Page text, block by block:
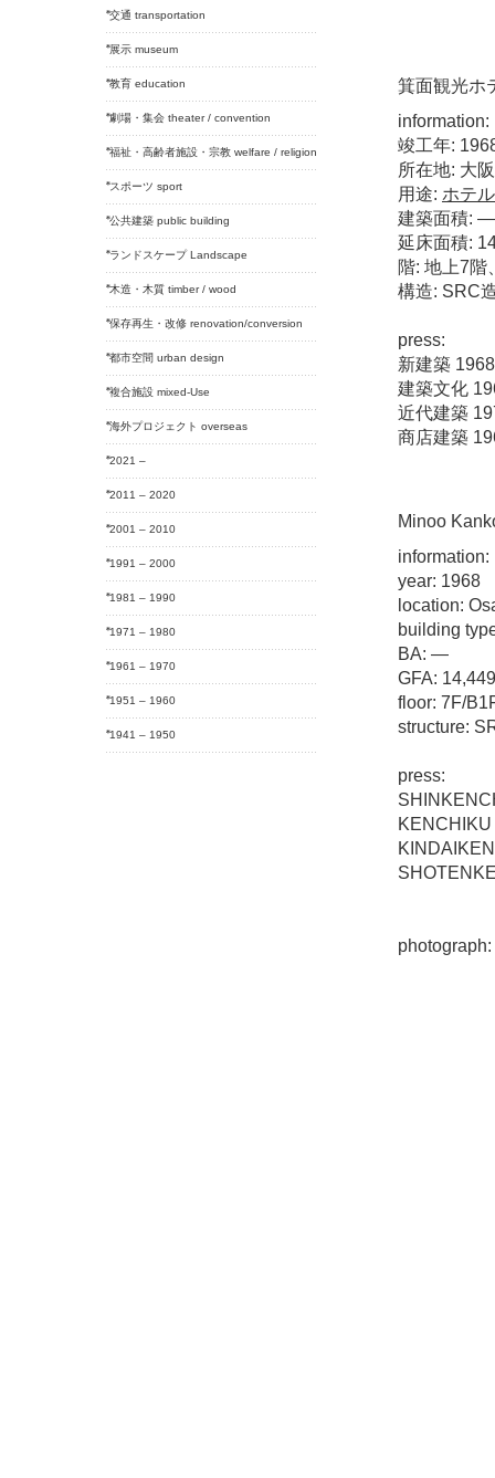
交通 transportation
展示 museum
教育 education
劇場・集会 theater / convention
福祉・高齢者施設・宗教 welfare / religion
スポーツ sport
公共建築 public building
ランドスケープ Landscape
木造・木質 timber / wood
保存再生・改修 renovation/conversion
都市空間 urban design
複合施設 mixed-Use
海外プロジェクト overseas
2021 –
2011 – 2020
2001 – 2010
1991 – 2000
1981 – 1990
1971 – 1980
1961 – 1970
1951 – 1960
1941 – 1950
箕面観光ホ
information:
竣工年:
所在地: 大
用途: ホテル
建築面積: —
延床面積:
階: 地上7階
構造: SRC
press:
新建築
建築文化
近代建築
商店建築
Minoo
information:
year: 1968
location:
building
BA: —
GFA:
floor: 7F/
structure:
press: